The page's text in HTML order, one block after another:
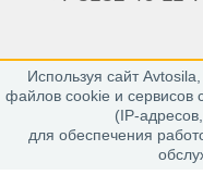
Используя сайт
файлов cookie и сервисов
(IP-
для обеспечения
163020, г. Архангельск,
пр. Никольский 15, офис